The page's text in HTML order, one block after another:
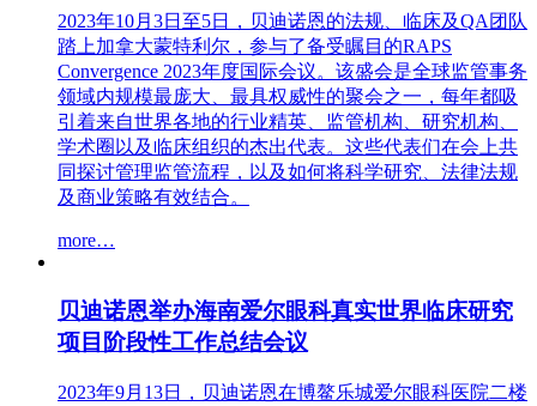
2023年10月3日至5日，贝迪诺恩的法规、临床及QA团队
踏上加拿大蒙特利尔，参与了备受瞩目的RAPS
Convergence 2023年度国际会议。该盛会是全球监管事务
领域内规模最庞大、最具权威性的聚会之一，每年都吸
引着来自世界各地的行业精英、监管机构、研究机构、
学术圈以及临床组织的杰出代表。这些代表们在会上共
同探讨管理监管流程，以及如何将科学研究、法律法规
及商业策略有效结合。
more…
贝迪诺恩举办海南爱尔眼科真实世界临床研究
项目阶段性工作总结会议
2023年9月13日，贝迪诺恩在博鳌乐城爱尔眼科医院二楼